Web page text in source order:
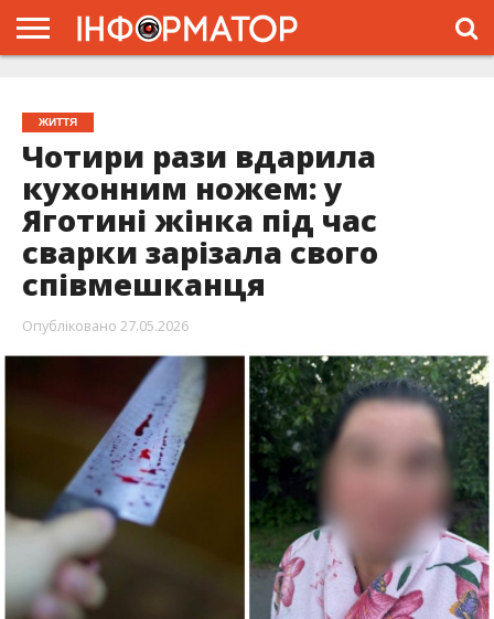
ПРОЄКТ
ЖИТТЯ
Чотири рази вдарила
кухонним ножем: у
Яготині жінка під час
сварки зарізала свого
співмешканця
Опубліковано 27.05.2026